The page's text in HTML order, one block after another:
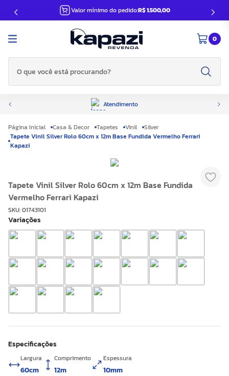
Valor mínimo do pedido:R$ 1.500,00
0
O que você está procurando?
Atendimento
Casa & Decor Tapetes Vinil
Silver
Tapete Vinil Silver Rolo 60cm x 12m Base Fundida Vermelho Ferrari
Kapazi
Tapete Vinil Silver Rolo 60cm x 12m Base Fundida
Vermelho Ferrari Kapazi
SKU:01743101
Especificações
Largura
60cm
Comprimento
12m
Espessura
10mm